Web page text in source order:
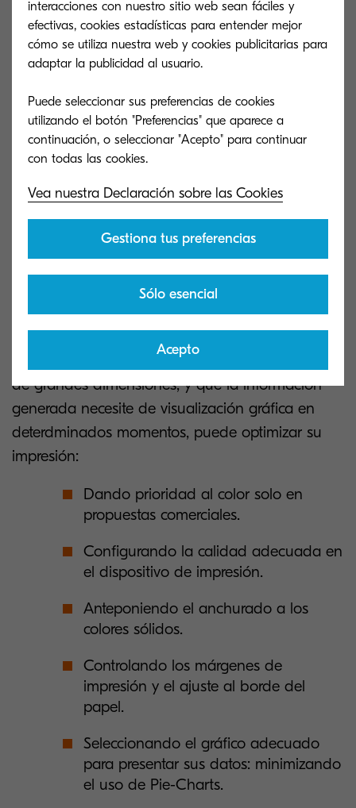
Abusar del color sin unas pautas bien definidas
de uso y consumo puede llevar a las empresas a
sobredimensionar partidas y a restar rentabilidad
a procesos que antes ofrecían buenos retornos.
Razón por la que la impresión a color debe ir
siempre acompañada de una contextualización
asociada a necesidades y objetivos.
calculan por copia y no cobertura: ese puede ser
un buen punto de partida para entender cuáles
tienen que ser las prioridades a la hora de
Suponiendo que el volumen de trabajo no sea
de grandes dimensiones, y que la información
generada necesite de visualización gráfica en
deterdminados momentos, puede optimizar su
impresión:
Dando prioridad al color solo en
propuestas comerciales.
Configurando la calidad adecuada en
el dispositivo de impresión.
Anteponiendo el anchurado a los
colores sólidos.
Controlando los márgenes de
impresión y el ajuste al borde del
papel.
Seleccionando el gráfico adecuado
para presentar sus datos: minimizando
el uso de Pie-Charts.
interacciones con nuestro sitio web sean fáciles y
efectivas, cookies estadísticas para entender mejor
cómo se utiliza nuestra web y cookies publicitarias para
adaptar la publicidad al usuario.
Puede seleccionar sus preferencias de cookies
utilizando el botón "Preferencias" que aparece a
continuación, o seleccionar "Acepto" para continuar
Vea nuestra Declaración sobre las Cookies
Gestiona tus preferencias
Sólo esencial
Acepto